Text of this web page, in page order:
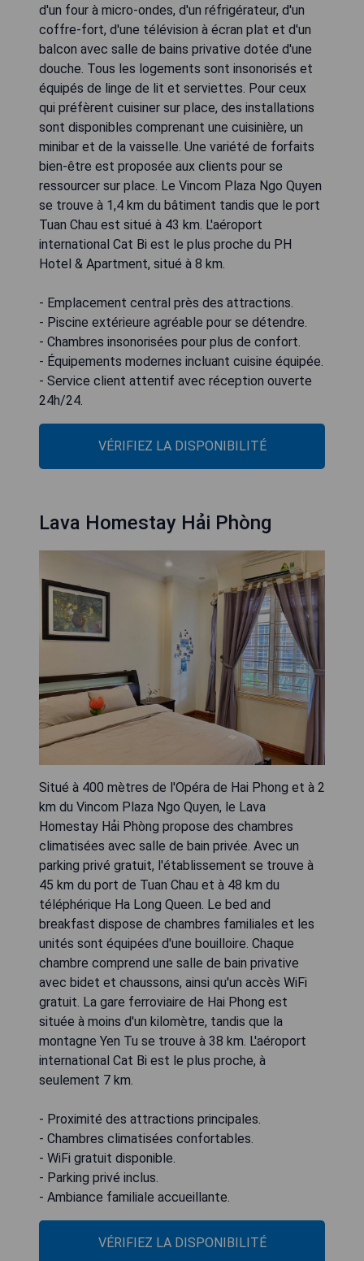
d'un four à micro-ondes, d'un réfrigérateur, d'un
coffre-fort, d'une télévision à écran plat et d'un
balcon avec salle de bains privative dotée d'une
douche. Tous les logements sont insonorisés et
équipés de linge de lit et serviettes. Pour ceux
qui préfèrent cuisiner sur place, des installations
sont disponibles comprenant une cuisinière, un
minibar et de la vaisselle. Une variété de forfaits
bien-être est proposée aux clients pour se
ressourcer sur place. Le Vincom Plaza Ngo Quyen
se trouve à 1,4 km du bâtiment tandis que le port
Tuan Chau est situé à 43 km. L'aéroport
international Cat Bi est le plus proche du PH
Hotel & Apartment, situé à 8 km.
- Emplacement central près des attractions.
- Piscine extérieure agréable pour se détendre.
- Chambres insonorisées pour plus de confort.
- Équipements modernes incluant cuisine équipée.
- Service client attentif avec réception ouverte
24h/24.
VÉRIFIEZ LA DISPONIBILITÉ
Lava Homestay Hải Phòng
Situé à 400 mètres de l'Opéra de Hai Phong et à 2
km du Vincom Plaza Ngo Quyen, le Lava
Homestay Hải Phòng propose des chambres
climatisées avec salle de bain privée. Avec un
parking privé gratuit, l'établissement se trouve à
45 km du port de Tuan Chau et à 48 km du
téléphérique Ha Long Queen. Le bed and
breakfast dispose de chambres familiales et les
unités sont équipées d'une bouilloire. Chaque
chambre comprend une salle de bain privative
avec bidet et chaussons, ainsi qu'un accès WiFi
gratuit. La gare ferroviaire de Hai Phong est
située à moins d'un kilomètre, tandis que la
montagne Yen Tu se trouve à 38 km. L'aéroport
international Cat Bi est le plus proche, à
seulement 7 km.
- Proximité des attractions principales.
- Chambres climatisées confortables.
- WiFi gratuit disponible.
- Parking privé inclus.
- Ambiance familiale accueillante.
VÉRIFIEZ LA DISPONIBILITÉ